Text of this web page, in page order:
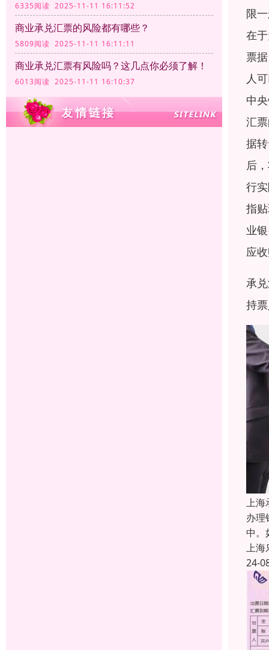
6335阅读 2025-11-11 16:11:52
商业承兑汇票的风险都有哪些？
5809阅读 2025-11-11 16:11:11
商业承兑汇票有风险吗？这几点你必须了解！
6013阅读 2025-11-11 16:10:37
限
在
票
人
中
汇
据
后
行
指
业
应
承
持
上海
办理
中。
上海
24-